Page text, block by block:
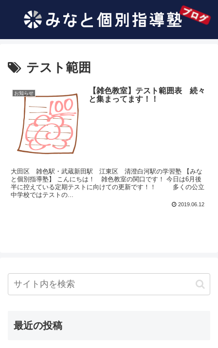
テスト範囲
お知らせ
【雑色教室】テスト範囲表 続々
と集まってます！！
大田区 雑色駅・武蔵新田駅 江東区 清澄白河駅の学習塾 【みな
と個別指導塾】 こんにちは！ 雑色教室の関口です！ 今日は6月後
半に控えている定期テストに向けての更新です！！ 多くの公立
中学校ではテストの...
2019.06.12
最近の投稿